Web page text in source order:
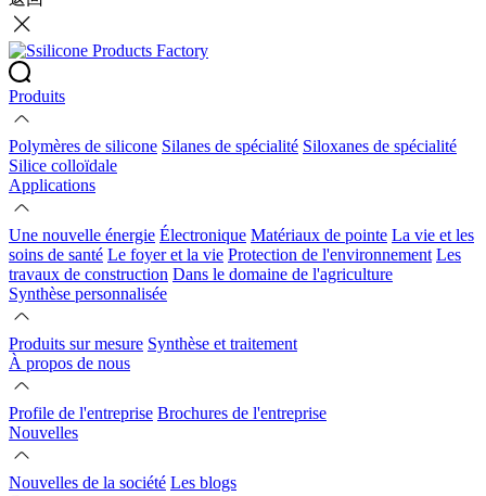
Produits
Polymères de silicone Silanes de spécialité Siloxanes de spécialité
Silice colloïdale
Applications
Une nouvelle énergie Électronique Matériaux de pointe La vie et les
soins de santé Le foyer et la vie Protection de l'environnement Les
travaux de construction Dans le domaine de l'agriculture
Synthèse personnalisée
Produits sur mesure Synthèse et traitement
À propos de nous
Profile de l'entreprise Brochures de l'entreprise
Nouvelles
Nouvelles de la société Les blogs